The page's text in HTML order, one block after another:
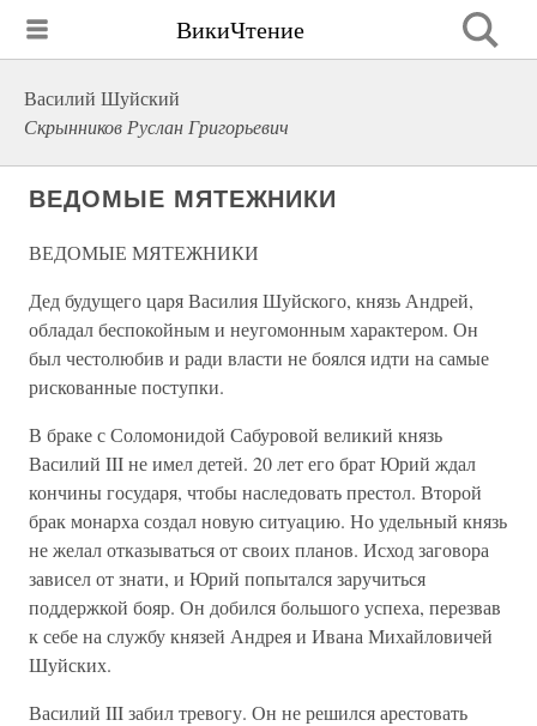
ВикиЧтение
Василий Шуйский
Скрынников Руслан Григорьевич
ВЕДОМЫЕ МЯТЕЖНИКИ
ВЕДОМЫЕ МЯТЕЖНИКИ
Дед будущего царя Василия Шуйского, князь Андрей,
обладал беспокойным и неугомонным характером. Он
был честолюбив и ради власти не боялся идти на самые
рискованные поступки.
В браке с Соломонидой Сабуровой великий князь
Василий III не имел детей. 20 лет его брат Юрий ждал
кончины государя, чтобы наследовать престол. Второй
брак монарха создал новую ситуацию. Но удельный князь
не желал отказываться от своих планов. Исход заговора
зависел от знати, и Юрий попытался заручиться
поддержкой бояр. Он добился большого успеха, перезвав
к себе на службу князей Андрея и Ивана Михайловичей
Шуйских.
Василий III забил тревогу. Он не решился арестовать